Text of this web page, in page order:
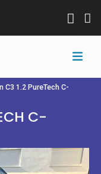
C3 1.2 PureTech C-
C-